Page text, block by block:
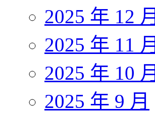
2025 年 12 月
2025 年 11 月
2025 年 10 月
2025 年 9 月